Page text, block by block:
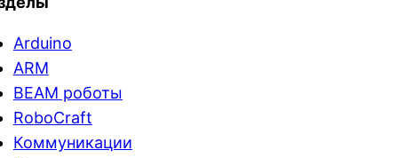
Arduino
ARM
BEAM роботы
RoboCraft
Коммуникации